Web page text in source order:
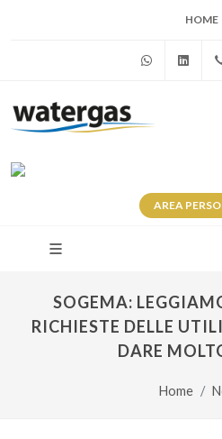
HOME
AREA
SOGEMA:
RICHIESTE DELLE
DARE
Home